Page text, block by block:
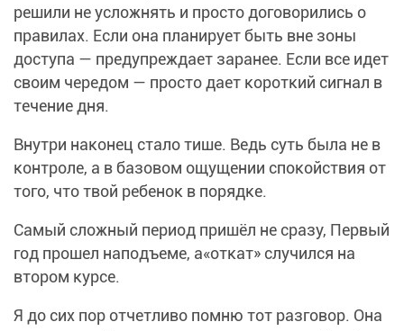
решили не усложнять и просто договорились о
правилах. Если она планирует быть вне зоны
доступа — предупреждает заранее. Если все идет
своим чередом — просто дает короткий сигнал в
течение дня.
Внутри наконец стало тише. Ведь суть была не в
контроле, а в базовом ощущении спокойствия от
того, что твой ребенок в порядке.
Самый сложный период пришёл не сразу, Первый
год прошел наподъеме, а«откат» случился на
втором курсе.
Я до сих пор отчетливо помню тот разговор. Она